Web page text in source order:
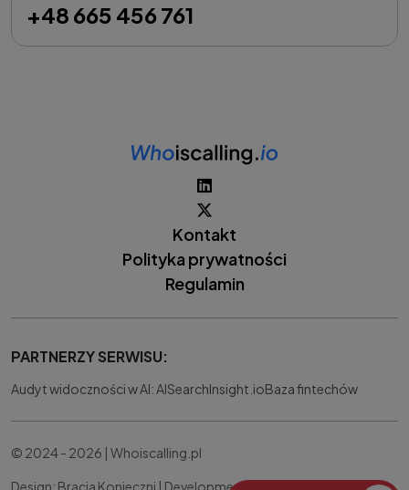
+48 665 456 761
Kontakt
Polityka prywatności
Regulamin
PARTNERZY SERWISU:
Audyt widoczności w AI: AISearchInsight.ioBaza fintechów
© 2024 - 2026 | Whoiscalling.pl
Design: Bracia Konieczni | Development: